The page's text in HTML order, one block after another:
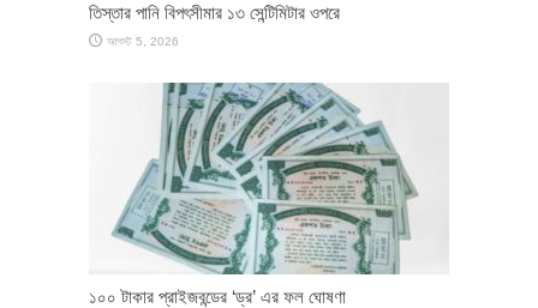
তিস্তার পানি বিপৎসীমার ১৩ সেন্টিমিটার ওপরে
আগস্ট 5, 2026
১০০ টাকার প্রাইজবন্ডের ‘ড্র’ এর ফল ঘোষণা